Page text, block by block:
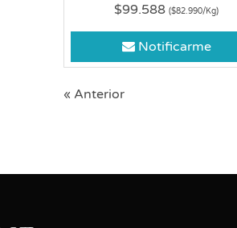
$99.588($82.990/Kg)
Notificarme
« Anterior